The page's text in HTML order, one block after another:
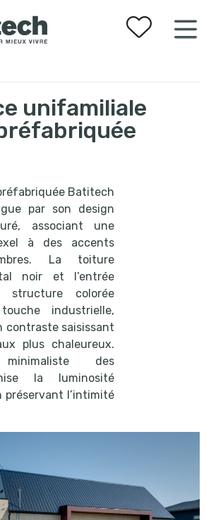
Vos favoris
unifamiliale
Batitech
par son design
associant une
à des accents
La toiture
noir et l’entrée
structure colorée
industrielle,
saisissant
plus chaleureux.
minimaliste des
la luminosité
l’intimité